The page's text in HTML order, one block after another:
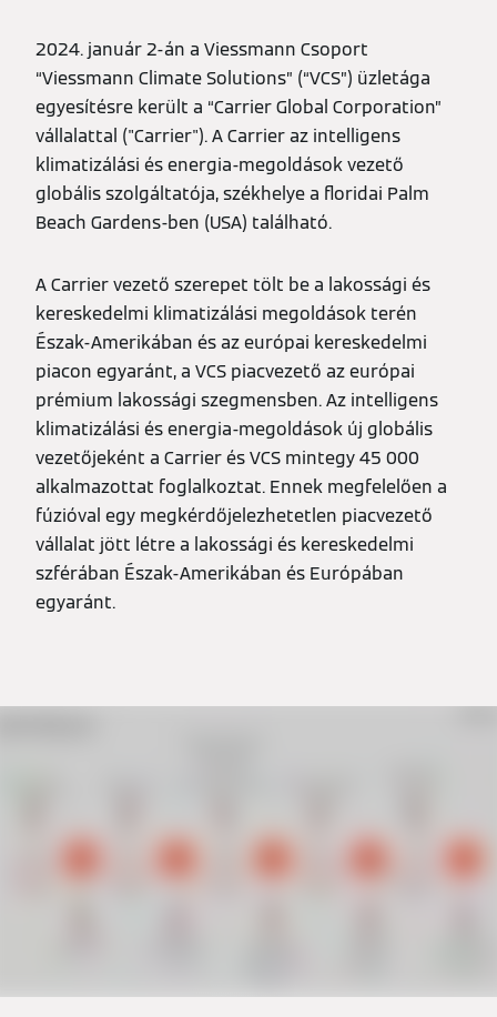
2024. január 2-án a Viessmann Csoport
“Viessmann Climate Solutions” (“VCS”) üzletága
egyesítésre került a “Carrier Global Corporation”
vállalattal ("Carrier"). A Carrier az intelligens
klimatizálási és energia-megoldások vezető
globális szolgáltatója, székhelye a floridai Palm
Beach Gardens-ben (USA) található.
A Carrier vezető szerepet tölt be a lakossági és
kereskedelmi klimatizálási megoldások terén
Észak-Amerikában és az európai kereskedelmi
piacon egyaránt, a VCS piacvezető az európai
prémium lakossági szegmensben. Az intelligens
klimatizálási és energia-megoldások új globális
vezetőjeként a Carrier és VCS mintegy 45 000
alkalmazottat foglalkoztat. Ennek megfelelően a
fúzióval egy megkérdőjelezhetetlen piacvezető
vállalat jött létre a lakossági és kereskedelmi
szférában Észak-Amerikában és Európában
egyaránt.